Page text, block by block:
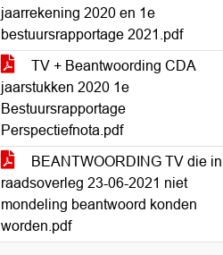
jaarrekening 2020 en 1e
bestuursrapportage 2021.pdf
TV + Beantwoording CDA
jaarstukken 2020 1e
Bestuursrapportage
Perspectiefnota.pdf
BEANTWOORDING TV die in
raadsoverleg 23-06-2021 niet
mondeling beantwoord konden
worden.pdf